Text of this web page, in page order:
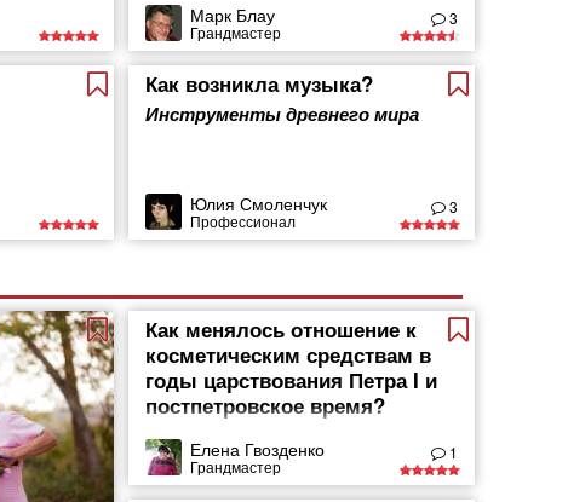
Марк Блау
Грандмастер
3
Как возникла музыка?
Инструменты древнего мира
Юлия Смоленчук
Профессионал
3
Как менялось отношение к
косметическим средствам в
годы царствования Петра I и
постпетровское время?
Елена Гвозденко
Грандмастер
1